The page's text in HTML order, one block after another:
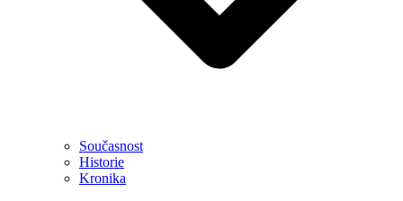
Současnost
Historie
Kronika